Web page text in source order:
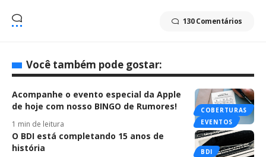
130 Comentários
Você também pode gostar:
COBERTURAS
EVENTOS
Acompanhe o evento especial da Apple
de hoje com nosso BINGO de Rumores!
1 min de leitura
BDI
O BDI está completando 15 anos de
história